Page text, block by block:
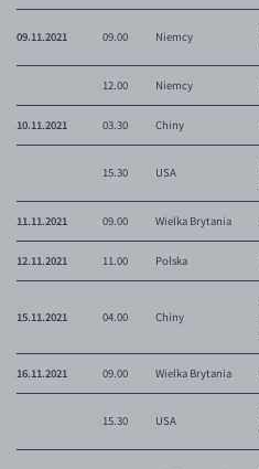
EUR/ILS
EUR/NZD
EUR/RON
EUR/SGD
EUR/TRY
EUR/ZAR
GBP/USD
USD/CHF
GBP/CHF
09.11.2021 09.00 Niemcy
12.00 Niemcy
10.11.2021 03.30 Chiny
15.30 USA
11.11.2021 09.00 Wielka Brytania
12.11.2021 11.00 Polska
15.11.2021 04.00 Chiny
16.11.2021 09.00 Wielka Brytania
15.30 USA